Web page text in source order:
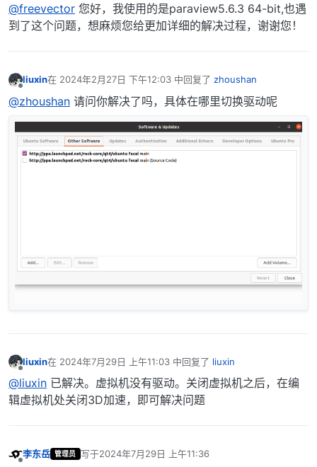
@freevector 您好，我使用的是paraview5.6.3 64-bit,也遇
到了这个问题，想麻烦您给更加详细的解决过程，谢谢您！
liuxin在 2024年2月27日 下午12:03 中回复了 zhoushan
最后由 编辑
@zhoushan 请问你解决了吗，具体在哪里切换驱动呢
liuxin在 2024年7月29日 上午11:03 中回复了 liuxin
最后由 编辑
@liuxin 已解决。虚拟机没有驱动。关闭虚拟机之后，在编
辑虚拟机处关闭3D加速，即可解决问题
李东岳 管理员 写于2024年7月29日 上午11:36
最后由 编辑